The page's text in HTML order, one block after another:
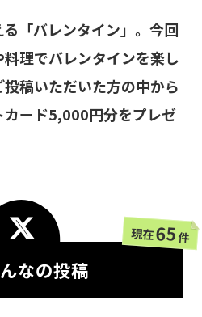
「バレンタイン」。今回
理でバレンタインを楽し
稿いただいた方の中から
ード5,000円分をプレゼ
なの投稿
現在65件